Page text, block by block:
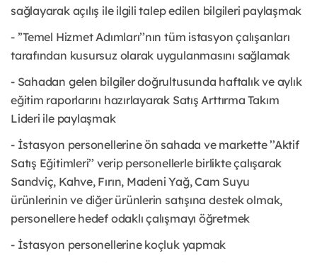
sağlayarak açılış ile ilgili talep edilen bilgileri paylaşmak
- ’’Temel Hizmet Adımları’’nın tüm istasyon çalışanları
tarafından kusursuz olarak uygulanmasını sağlamak
- Sahadan gelen bilgiler doğrultusunda haftalık ve aylık
eğitim raporlarını hazırlayarak Satış Arttırma Takım
Lideri ile paylaşmak
- İstasyon personellerine ön sahada ve markette ’’Aktif
Satış Eğitimleri’’ verip personellerle birlikte çalışarak
Sandviç, Kahve, Fırın, Madeni Yağ, Cam Suyu
ürünlerinin ve diğer ürünlerin satışına destek olmak,
personellere hedef odaklı çalışmayı öğretmek
- İstasyon personellerine koçluk yapmak